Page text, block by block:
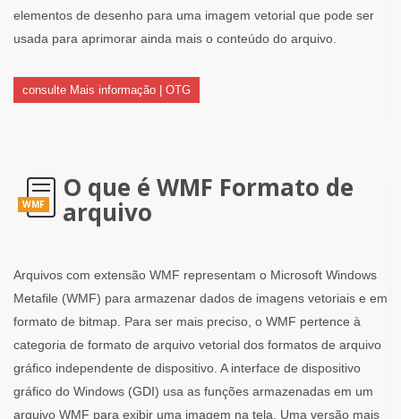
elementos de desenho para uma imagem vetorial que pode ser
usada para aprimorar ainda mais o conteúdo do arquivo.
consulte Mais informação | OTG
WMF
O que é WMF Formato de
arquivo
Arquivos com extensão WMF representam o Microsoft Windows
Metafile (WMF) para armazenar dados de imagens vetoriais e em
formato de bitmap. Para ser mais preciso, o WMF pertence à
categoria de formato de arquivo vetorial dos formatos de arquivo
gráfico independente de dispositivo. A interface de dispositivo
gráfico do Windows (GDI) usa as funções armazenadas em um
arquivo WMF para exibir uma imagem na tela. Uma versão mais